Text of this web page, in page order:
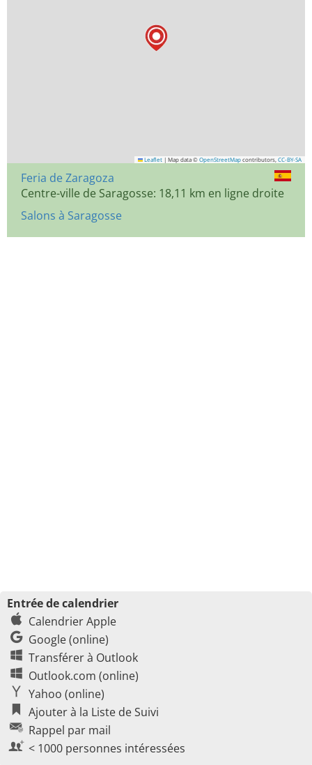
Leaflet | Map data © OpenStreetMap contributors, CC-BY-SA
Feria de Zaragoza
Centre-ville de Saragosse: 18,11 km en ligne droite
Salons à Saragosse
Entrée de calendrier
Calendrier Apple
Google (online)
Transférer à Outlook
Outlook.com (online)
Yahoo (online)
Ajouter à la Liste de Suivi
Rappel par mail
< 1000 personnes intéressées